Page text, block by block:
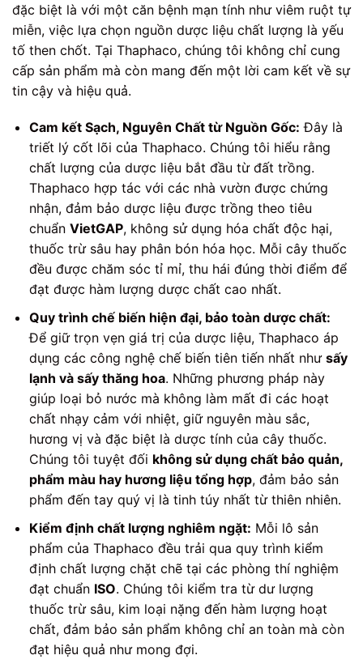
đặc biệt là với một căn bệnh mạn tính như viêm ruột tự
miễn, việc lựa chọn nguồn dược liệu chất lượng là yếu
tố then chốt. Tại Thaphaco, chúng tôi không chỉ cung
cấp sản phẩm mà còn mang đến một lời cam kết về sự
tin cậy và hiệu quả.
Cam kết Sạch, Nguyên Chất từ Nguồn Gốc: Đây là
triết lý cốt lõi của Thaphaco. Chúng tôi hiểu rằng
chất lượng của dược liệu bắt đầu từ đất trồng.
Thaphaco hợp tác với các nhà vườn được chứng
nhận, đảm bảo dược liệu được trồng theo tiêu
chuẩn VietGAP, không sử dụng hóa chất độc hại,
thuốc trừ sâu hay phân bón hóa học. Mỗi cây thuốc
đều được chăm sóc tỉ mỉ, thu hái đúng thời điểm để
đạt được hàm lượng dược chất cao nhất.
Quy trình chế biến hiện đại, bảo toàn dược chất:
Để giữ trọn vẹn giá trị của dược liệu, Thaphaco áp
dụng các công nghệ chế biến tiên tiến nhất như sấy
lạnh và sấy thăng hoa. Những phương pháp này
giúp loại bỏ nước mà không làm mất đi các hoạt
chất nhạy cảm với nhiệt, giữ nguyên màu sắc,
hương vị và đặc biệt là dược tính của cây thuốc.
Chúng tôi tuyệt đối không sử dụng chất bảo quản,
phẩm màu hay hương liệu tổng hợp, đảm bảo sản
phẩm đến tay quý vị là tinh túy nhất từ thiên nhiên.
Kiểm định chất lượng nghiêm ngặt: Mỗi lô sản
phẩm của Thaphaco đều trải qua quy trình kiểm
định chất lượng chặt chẽ tại các phòng thí nghiệm
đạt chuẩn ISO. Chúng tôi kiểm tra từ dư lượng
thuốc trừ sâu, kim loại nặng đến hàm lượng hoạt
chất, đảm bảo sản phẩm không chỉ an toàn mà còn
đạt hiệu quả như mong đợi.